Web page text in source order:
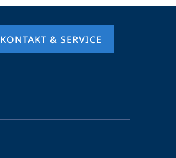
KONTAKT & SERVICE